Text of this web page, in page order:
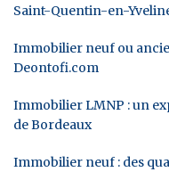
Saint-Quentin-en-
Immobilier neuf ou
Deontofi.com
Immobilier LMNP : un
de Bordeaux
Immobilier neuf : des